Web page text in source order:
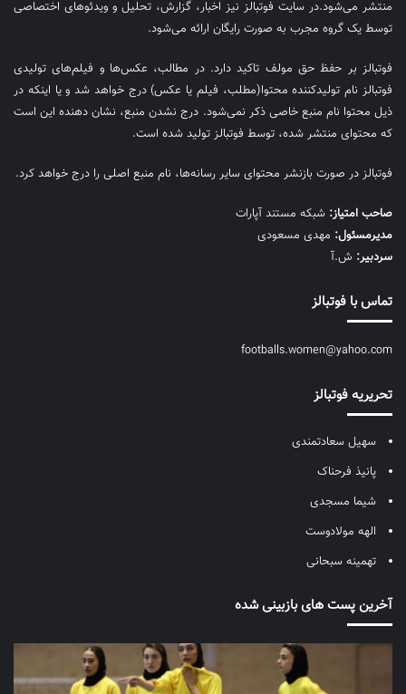
منتشر می‌شود.در سایت فوتبالز نیز اخبار، گزارش، تحلیل و ویدئوهای اختصاصی
توسط یک گروه مجرب به صورت رایگان ارائه می‌شود.
فوتبالز بر حفظ حق مولف تاکید دارد. در مطالب، عکس‌ها و فیلم‌های تولیدی
فوتبالز نام تولیدکننده محتوا(مطلب، فیلم یا عکس) درج خواهد شد و یا اینکه در
ذیل محتوا نام منبع خاصی ذکر نمی‌‎شود. درج نشدن منبع، نشان دهنده این است
که محتوای منتشر شده، توسط فوتبالز تولید شده است.
فوتبالز در صورت بازنشر محتوای سایر رسانه‌ها، نام منبع اصلی را درج خواهد کرد.
صاحب امتیاز: شبکه مستند آپارات
مديرمسئول: مهدی مسعودی
سردبیر: ش.آ
تماس با فوتبالز
footballs.women@yahoo.com
تحریریه فوتبالز
سهیل سعادتمندی
پانیذ فرحناک
شیما مسجدی
الهه مولادوست
تهمینه سبحانی
آخرین پست های بازبینی شده